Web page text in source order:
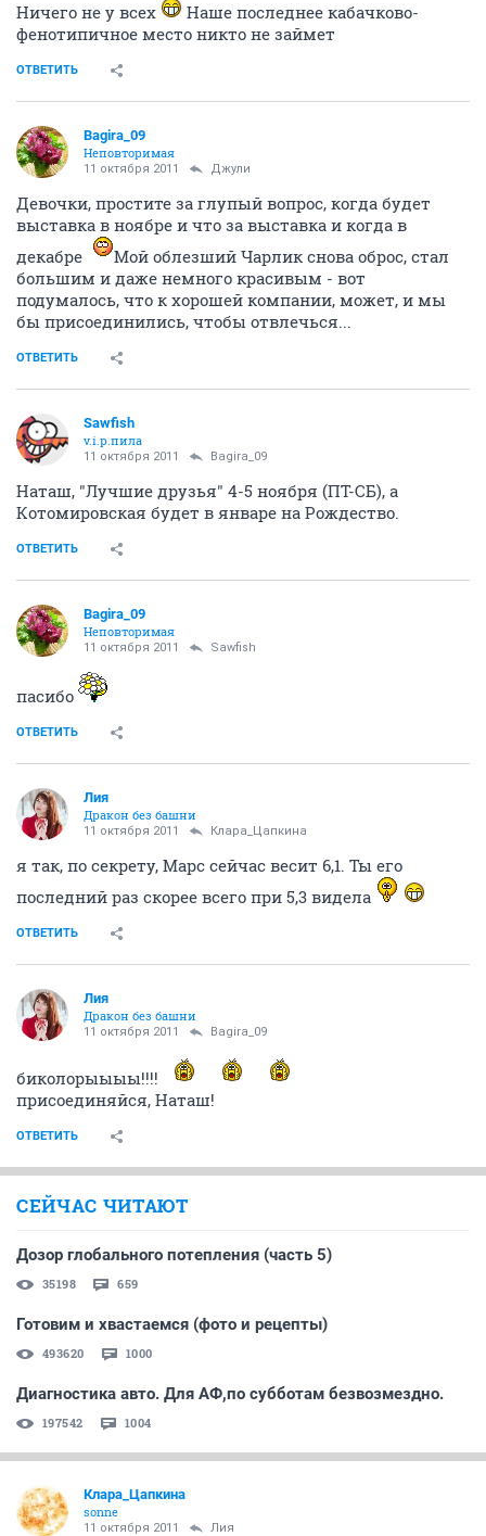
Ничего не у всех
Наше последнее кабачково-
фенотипичное место никто не займет
ОТВЕТИТЬ
Bagira_09
Неповторимая
11 октября 2011 Джули
Девочки, простите за глупый вопрос, когда будет
выставка в ноябре и что за выставка и когда в
декабре
Мой облезший Чарлик снова оброс, стал
большим и даже немного красивым - вот
подумалось, что к хорошей компании, может, и мы
бы присоединились, чтобы отвлечься...
ОТВЕТИТЬ
Sawfish
v.i.p.пила
11 октября 2011 Bagira_09
Наташ, "Лучшие друзья" 4-5 ноября (ПТ-СБ), а
Котомировская будет в январе на Рождество.
ОТВЕТИТЬ
Bagira_09
Неповторимая
11 октября 2011 Sawfish
пасибо
ОТВЕТИТЬ
Лия
Дракон без башни
11 октября 2011 Клара_Цапкина
я так, по секрету, Марс сейчас весит 6,1. Ты его
последний раз скорее всего при 5,3 видела
ОТВЕТИТЬ
Лия
Дракон без башни
11 октября 2011 Bagira_09
биколорыыыы!!!!
присоединяйся, Наташ!
ОТВЕТИТЬ
СЕЙЧАС ЧИТАЮТ
Дозор глобального потепления (часть 5)
35198 659
Готовим и хвастаемся (фото и рецепты)
493620 1000
Диагностика авто. Для АФ,по субботам безвозмездно.
197542 1004
Клара_Цапкина
sonne
11 октября 2011 Лия